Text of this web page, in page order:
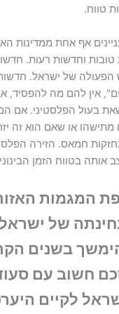
טווח.
אף אחת ממדינות
וחדשות רעות.
הפעולה של ישראל.
אין להם מה להפסיד,
בעול הפלסטיני. אם הם
או שאם הוא זה
חמאס. הזירה
אותה בטווח הזמן
המגמות
של
בשנים
חשוב עם
לקיים